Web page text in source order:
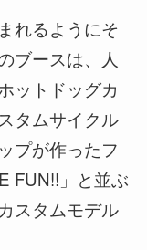
れるようにそ
ブースは、人
ットドッグカ
タムサイクル
プが作ったフ
FUN!!」と並ぶ
スタムモデル